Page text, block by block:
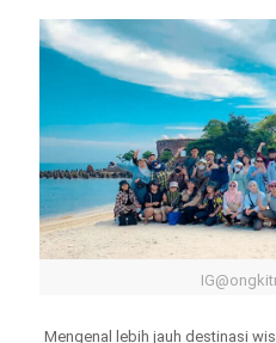
Mengenal lebih jauh destinasi